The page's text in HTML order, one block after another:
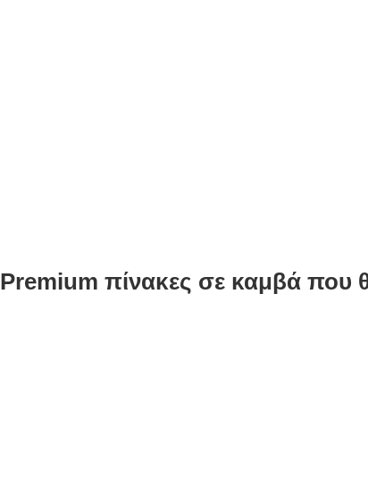
Premium πίνακες σε καμβά που